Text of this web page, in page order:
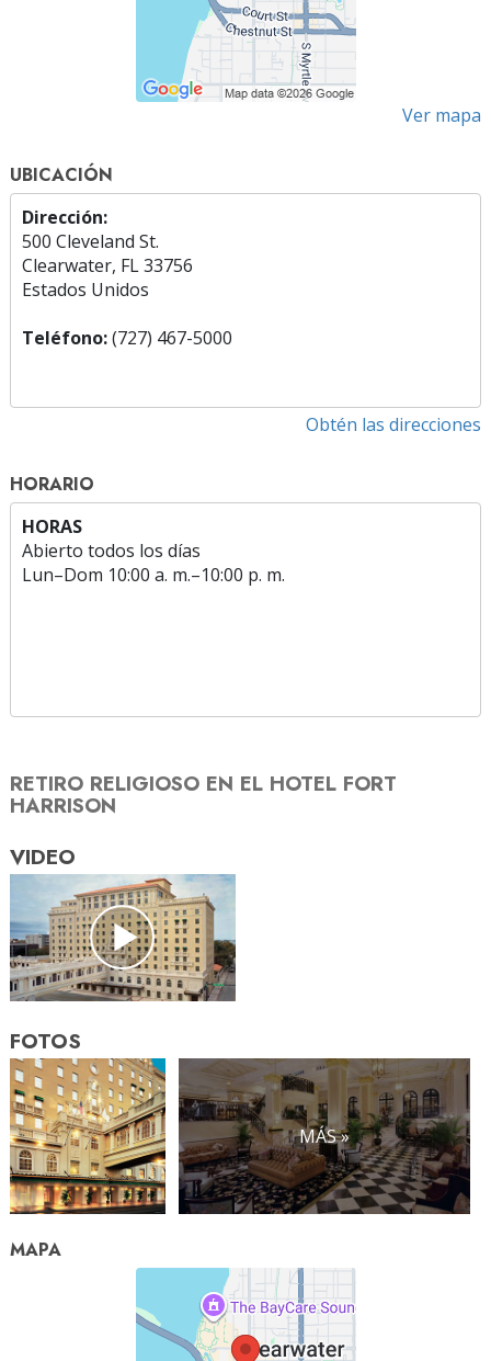
Ver mapa
UBICACIÓN
Dirección:
500 Cleveland St.
Clearwater, FL 33756
Estados Unidos
Teléfono:(727) 467-5000
Obtén las direcciones
HORARIO
HORAS
Abierto todos los días
Lun–Dom 10:00 a. m.–10:00 p. m.
RETIRO RELIGIOSO EN EL HOTEL FORT
HARRISON
VIDEO
FOTOS
MÁS »
MAPA